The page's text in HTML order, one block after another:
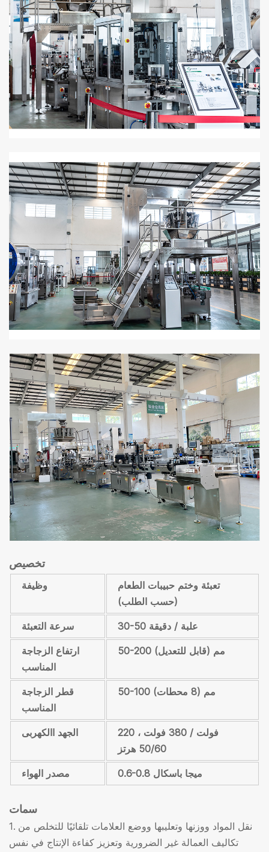
تخصيص
وظيفة
تعبئة وختم حبيبات الطعام
(حسب الطلب)
سرعة التعبئة 30-50 علبة / دقيقة
ارتفاع الزجاجة
المناسب
50-200 مم (قابل للتعديل)
قطر الزجاجة
المناسب
50-100 مم (8 محطات)
الجهد االكهربى
220 فولت / 380 فولت ،
50/60 هرتز
مصدر الهواء 0.6-0.8 ميجا باسكال
سمات
1. نقل المواد ووزنها وتعليبها ووضع العلامات تلقائيًا للتخلص من
تكاليف العمالة غير الضرورية وتعزيز كفاءة الإنتاج في نفس